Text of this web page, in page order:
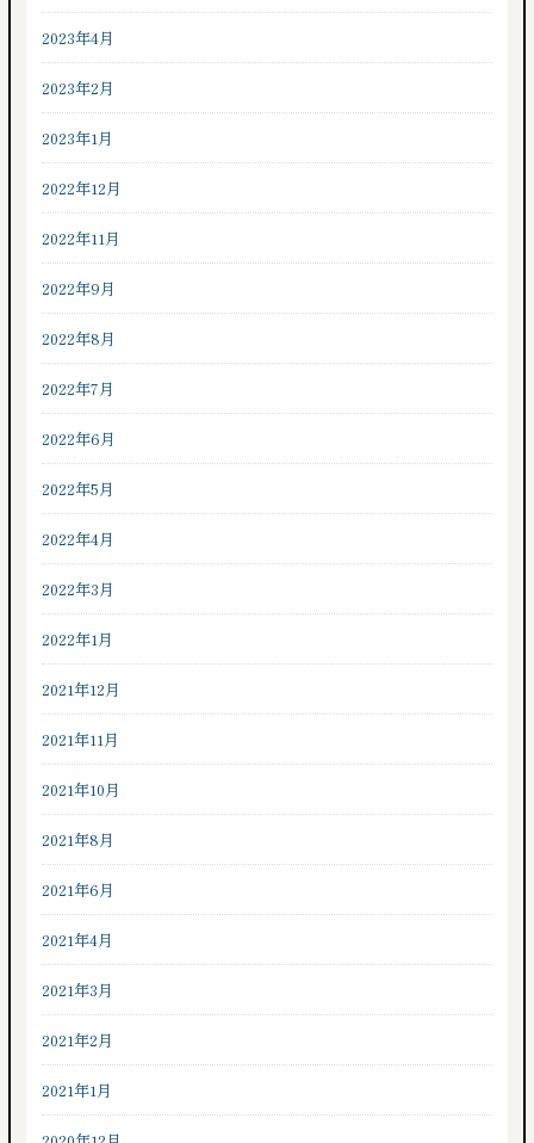
2023年4月
2023年2月
2023年1月
2022年12月
2022年11月
2022年9月
2022年8月
2022年7月
2022年6月
2022年5月
2022年4月
2022年3月
2022年1月
2021年12月
2021年11月
2021年10月
2021年8月
2021年6月
2021年4月
2021年3月
2021年2月
2021年1月